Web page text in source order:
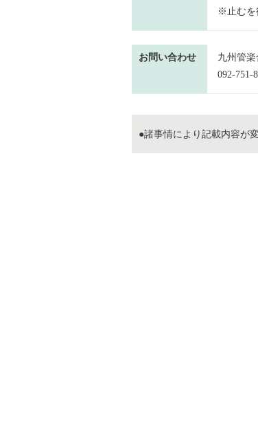
※止むを
お問い合わせ
九州管
092-751-
●諸事情により記載内容が